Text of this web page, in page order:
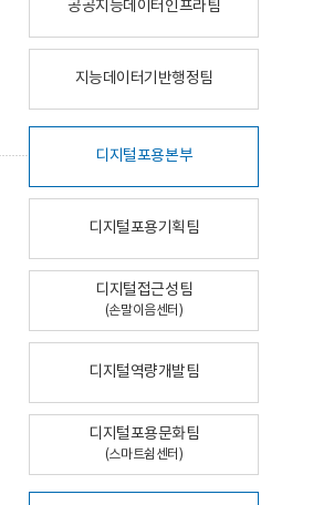
공공지능데이터인프라팀
지능데이터기반행정팀
디지털포용본부
디지털포용기획팀
디지털접근성팀
(손말이음센터)
디지털역량개발팀
디지털포용문화팀
(스마트쉼센터)